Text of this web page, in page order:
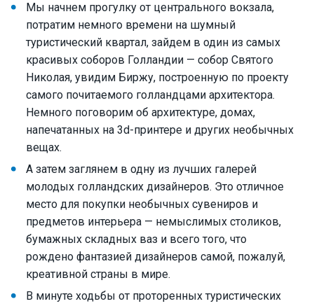
Мы начнем прогулку от центрального вокзала,
потратим немного времени на шумный
туристический квартал, зайдем в один из самых
красивых соборов Голландии — собор Святого
Николая, увидим Биржу, построенную по проекту
самого почитаемого голландцами архитектора.
Немного поговорим об архитектуре, домах,
напечатанных на 3d-принтере и других необычных
вещах.
А затем заглянем в одну из лучших галерей
молодых голландских дизайнеров. Это отличное
место для покупки необычных сувениров и
предметов интерьера — немыслимых столиков,
бумажных складных ваз и всего того, что
рождено фантазией дизайнеров самой, пожалуй,
креативной страны в мире.
В минуте ходьбы от проторенных туристических